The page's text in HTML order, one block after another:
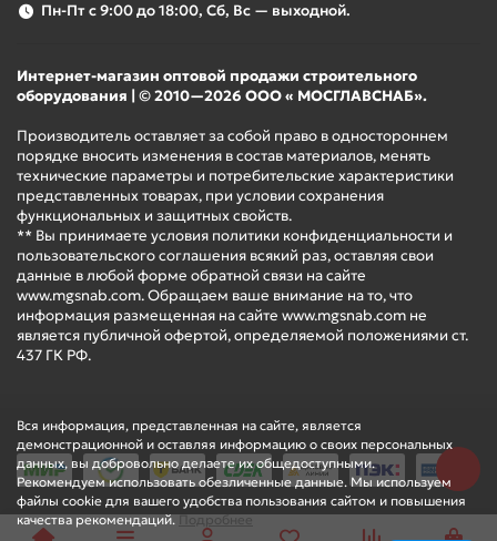
Вся информация, представленная на сайте, является
демонстрационной и оставляя информацию о своих персональных
данных, вы добровольно делаете их общедоступными.
Рекомендуем использовать обезличенные данные. Мы используем
файлы cookie для вашего удобства пользования сайтом и повышения
качества рекомендаций.Подробнее
Пн-Пт с 9:00 до 18:00, Сб, Вс — выходной.
Интернет-магазин оптовой продажи строительного
оборудования | © 2010—2026 ООО « МОСГЛАВСНАБ».
Производитель оставляет за собой право в одностороннем
порядке вносить изменения в состав материалов, менять
технические параметры и потребительские характеристики
представленных товарах, при условии сохранения
функциональных и защитных свойств.
** Вы принимаете условия политики конфиденциальности и
пользовательского соглашения всякий раз, оставляя свои
данные в любой форме обратной связи на сайте
www.mgsnab.com. Обращаем ваше внимание на то, что
информация размещенная на сайте www.mgsnab.com не
является публичной офертой, определяемой положениями ст.
437 ГК РФ.